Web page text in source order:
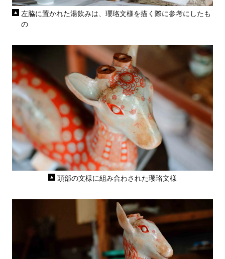
左脇に置かれた湯飲みは、瓔珞文様を描く際に参考にしたも
の
頭部の文様に組み合わされた瓔珞文様